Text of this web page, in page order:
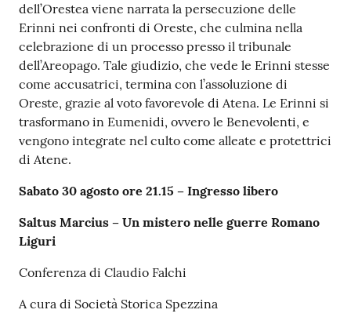
dell’Orestea viene narrata la persecuzione delle
Erinni nei confronti di Oreste, che culmina nella
celebrazione di un processo presso il tribunale
dell’Areopago. Tale giudizio, che vede le Erinni stesse
come accusatrici, termina con l’assoluzione di
Oreste, grazie al voto favorevole di Atena. Le Erinni si
trasformano in Eumenidi, ovvero le Benevolenti, e
vengono integrate nel culto come alleate e protettrici
di Atene.
Sabato 30 agosto ore 21.15 – Ingresso libero
Saltus Marcius – Un mistero nelle guerre Romano
Liguri
Conferenza di Claudio Falchi
A cura di Società Storica Spezzina